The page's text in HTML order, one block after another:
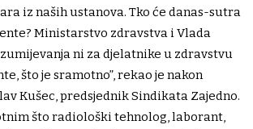
iz naših ustanova. Tko će danas-sutra
Ministarstvo zdravstva i Vlada
ni za djelatnike u zdravstvu
što je sramotno”, rekao je nakon
Kušec, predsjednik Sindikata Zajedno.
što radiološki tehnolog, laborant,